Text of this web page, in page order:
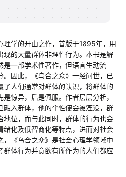
理学的开山之作，首版于1895年，用
现的大量群体非理性行为。本书是解
是一部学术性著作，但语言生动流
。因此，《乌合之众》一经问世，已
了人们通常对群体的认识，将群体的
惊异，后是佩服。作者层层分析，
融入群体，他的个性便会被湮没，群
地位，而与此同时，群体的行为也会
绪化及低智商化等特点，进而对社会
，《乌合之众》是社会心理学领域中
群体行为并意欲有所作为的人们都应